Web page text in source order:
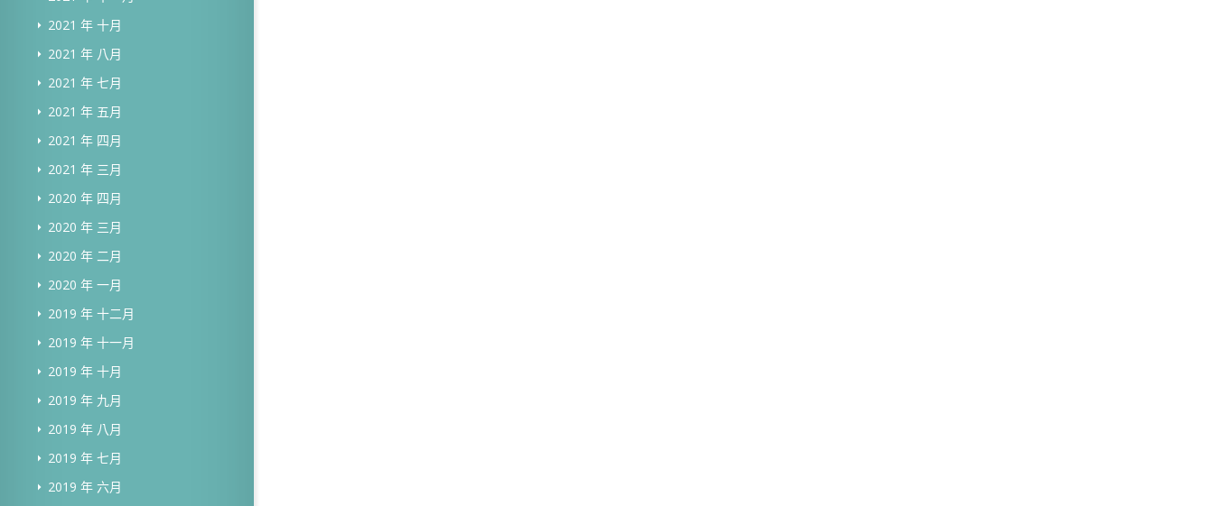
2021 年 十月
2021 年 八月
2021 年 七月
2021 年 五月
2021 年 四月
2021 年 三月
2020 年 四月
2020 年 三月
2020 年 二月
2020 年 一月
2019 年 十二月
2019 年 十一月
2019 年 十月
2019 年 九月
2019 年 八月
2019 年 七月
2019 年 六月